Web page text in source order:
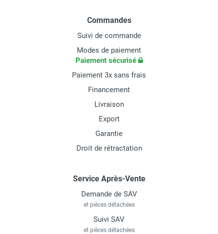
Commandes
Suivi de commande
Modes de paiement
Paiement sécurisé
Paiement 3x sans frais
Financement
Livraison
Export
Garantie
Droit de rétractation
Service Après-Vente
Demande de SAV
et pièces détachées
Suivi SAV
et pièces détachées